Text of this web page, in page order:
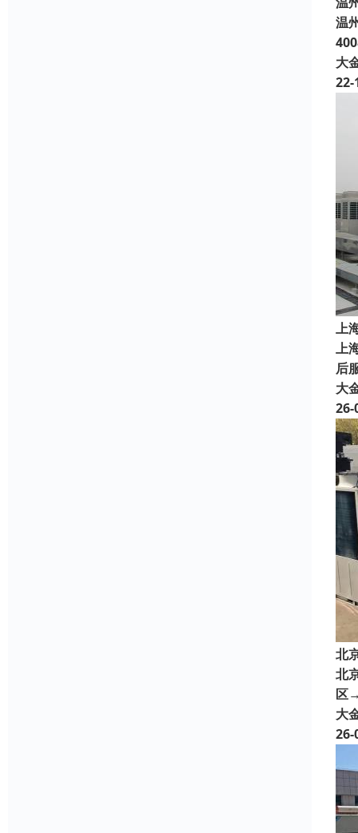
温
大
22-
上
上
后
大
26-
北
北
区
大
26-